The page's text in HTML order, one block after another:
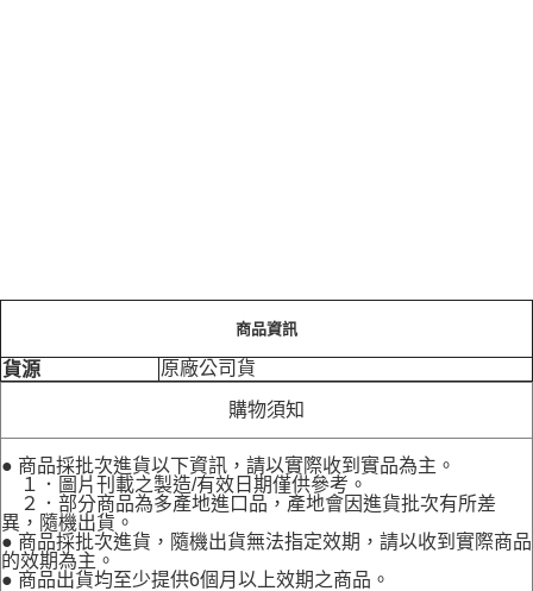
商品資訊
貨源 原廠公司貨
購物須知
● 商品採批次進貨以下資訊，請以實際收到實品為主。
１．圖片刊載之製造/有效日期僅供參考。
２．部分商品為多產地進口品，產地會因進貨批次有所差
異，隨機出貨。
● 商品採批次進貨，隨機出貨無法指定效期，請以收到實際商品
的效期為主。
● 商品出貨均至少提供6個月以上效期之商品。